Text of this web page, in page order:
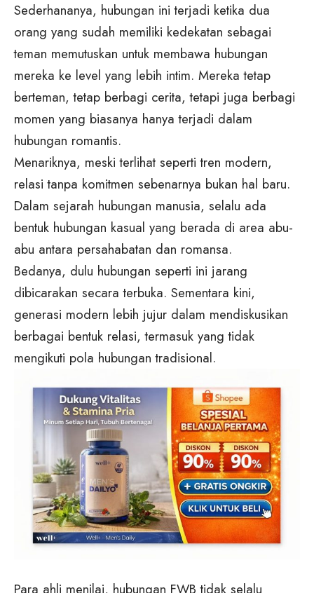
Sederhananya, hubungan ini terjadi ketika dua
orang yang sudah memiliki kedekatan sebagai
teman memutuskan untuk membawa hubungan
mereka ke level yang lebih intim. Mereka tetap
berteman, tetap berbagi cerita, tetapi juga berbagi
momen yang biasanya hanya terjadi dalam
hubungan romantis.
Menariknya, meski terlihat seperti tren modern,
relasi tanpa komitmen sebenarnya bukan hal baru.
Dalam sejarah hubungan manusia, selalu ada
bentuk hubungan kasual yang berada di area abu-
abu antara persahabatan dan romansa.
Bedanya, dulu hubungan seperti ini jarang
dibicarakan secara terbuka. Sementara kini,
generasi modern lebih jujur dalam mendiskusikan
berbagai bentuk relasi, termasuk yang tidak
mengikuti pola hubungan tradisional.